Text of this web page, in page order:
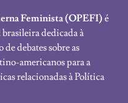
Feminista (OPEFI) é
dedicada à
debates sobre as
americanos para a
relacionadas à Política